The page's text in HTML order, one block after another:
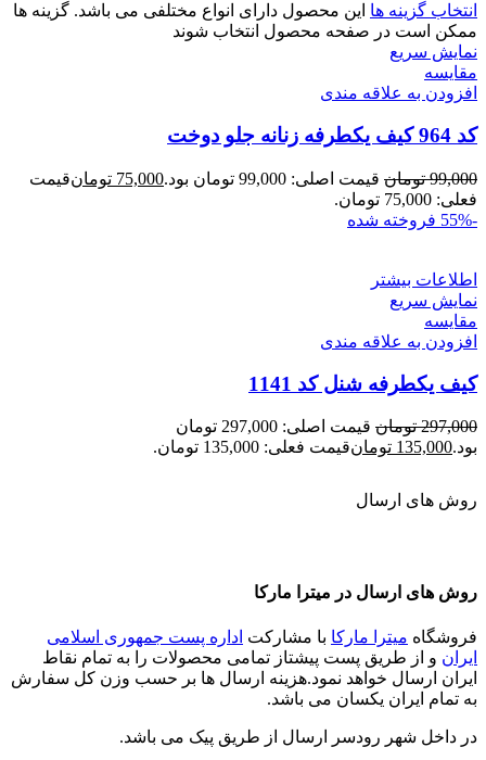
انتخاب گزینه ها این محصول دارای انواع مختلفی می باشد. گزینه ها
ممکن است در صفحه محصول انتخاب شوند
نمایش سریع
مقايسه
افزودن به علاقه مندی
کد 964 کیف یکطرفه زنانه جلو دوخت
99,000 تومان قیمت اصلی: 99,000 تومان بود. 75,000 تومانقیمت
فعلی: 75,000 تومان.
-55%
فروخته شده
اطلاعات بیشتر
نمایش سریع
مقايسه
افزودن به علاقه مندی
کیف یکطرفه شنل کد 1141
297,000 تومان
قیمت اصلی: 297,000 تومان
بود.135,000 تومانقیمت فعلی: 135,000 تومان.
روش های ارسال
روش های ارسال در میترا مارکا
فروشگاه میترا مارکا با مشارکت اداره پست جمهوری اسلامی
ایران و از طریق پست پیشتاز تمامی محصولات را به تمام نقاط
ایران ارسال خواهد نمود.هزینه ارسال ها بر حسب وزن کل سفارش
به تمام ایران یکسان می باشد.
در داخل شهر رودسر ارسال از طریق پیک می باشد.